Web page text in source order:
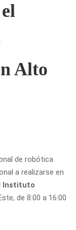
Alto
de robótica
a realizarse en
Instituto
de 8:00 a 16:00